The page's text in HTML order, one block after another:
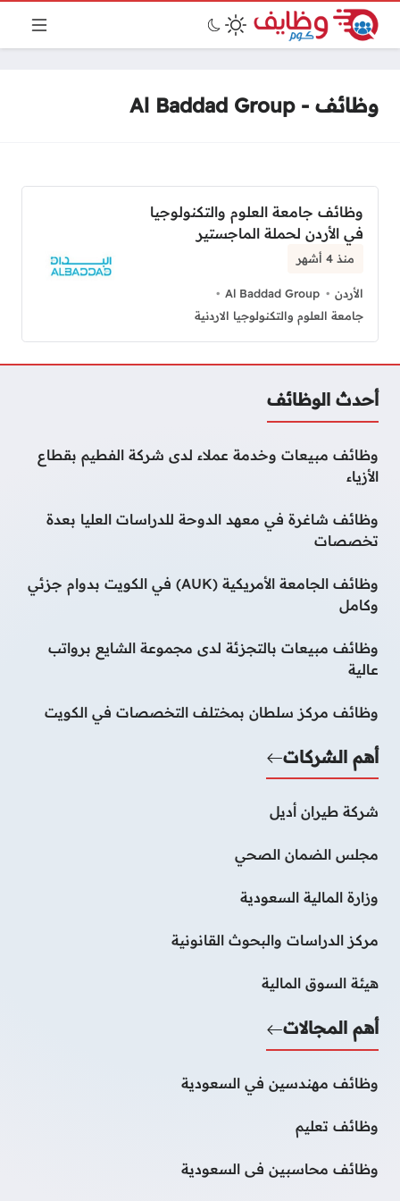
وظائف - Al Baddad Group
وظائف جامعة العلوم والتكنولوجيا
في الأردن لحملة الماجستير
منذ 4 أشهر
الأردن
Al Baddad Group
جامعة العلوم والتكنولوجيا الاردنية
أحدث الوظائف
وظائف مبيعات وخدمة عملاء لدى شركة الفطيم بقطاع
الأزياء
وظائف شاغرة في معهد الدوحة للدراسات العليا بعدة
تخصصات
وظائف الجامعة الأمريكية (AUK) في الكويت بدوام جزئي
وكامل
وظائف مبيعات بالتجزئة لدى مجموعة الشايع برواتب
عالية
وظائف مركز سلطان بمختلف التخصصات في الكويت
أهم الشركات
شركة طيران أديل
مجلس الضمان الصحي
وزارة المالية السعودية
مركز الدراسات والبحوث القانونية
هيئة السوق المالية
أهم المجالات
وظائف مهندسين في السعودية
وظائف تعليم
وظائف محاسبين فى السعودية